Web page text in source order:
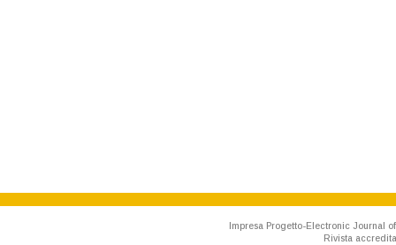
Impresa Progetto-Electronic Journal
Rivista